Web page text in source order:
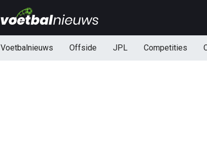
Voetbalnieuws Offside JPL Competities